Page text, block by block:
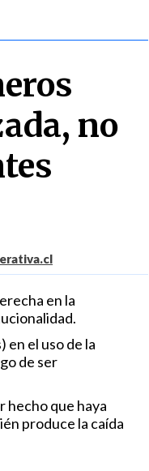
no
en la
en el uso de la
de ser
hecho que haya
produce la caída